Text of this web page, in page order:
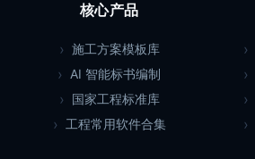
核心产品
施工方案模板库
AI 智能标书编制
国家工程标准库
工程常用软件合集